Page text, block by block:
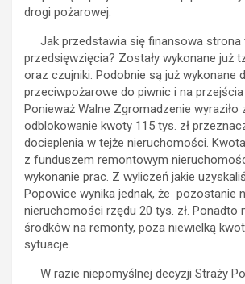
drogi pożarowej.
Jak przedstawia się finansowa strona
przedsięwzięcia? Zostały wykonane już
oraz czujniki. Podobnie są już wykonane
przeciwpożarowe do piwnic i na
Ponieważ Walne Zgromadzenie wyraziło
odblokowanie kwoty 115 tys. zł
docieplenia w tejże nieruchomości.
z funduszem remontowym
wykonanie prac. Z wyliczeń jakie
Popowice wynika jednak, że pozostanie
nieruchomości rzędu 20 tys. zł. Ponadto
środków na remonty, poza niewielką
sytuacje.
W razie niepomyślnej decyzji Straży